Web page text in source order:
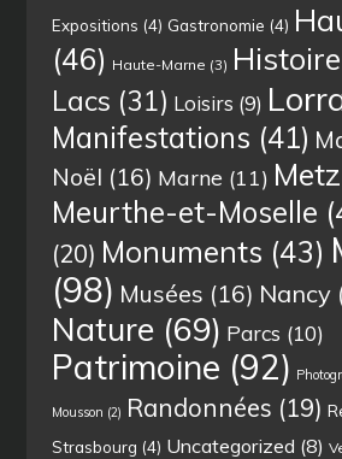
Expositions (4) Gastronomie (4)
(46) Haute-Marne (3) Histoire
Lacs (31) Loisirs (9)
Manifestations (41)
Noël (16) Marne (11) Metz
Meurthe-et-Moselle
(20) Monuments (43)
(98) Musées (16) Nancy
Nature (69) Parcs (10)
Patrimoine (92)
Mousson (2) Randonnées (19)
Strasbourg (4) Uncategorized (8)